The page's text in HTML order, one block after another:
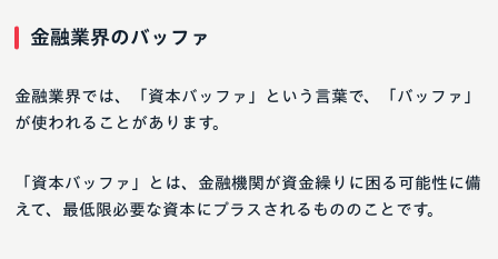
金融業界のバッファ
金融業界では、「資本バッファ」という言葉で、「バッファ」
が使われることがあります。
「資本バッファ」とは、金融機関が資金繰りに困る可能性に備
えて、最低限必要な資本にプラスされるもののことです。